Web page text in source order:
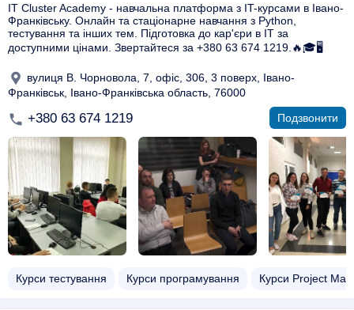
IT Cluster Academy - навчальна платформа з IT-курсами в Івано-
Франківську. Онлайн та стаціонарне навчання з Python,
тестування та інших тем. Підготовка до кар'єри в IT за
доступними цінами. Звертайтеся за +380 63 674 1219.🔥🎓🖥️
вулиця В. Чорновола, 7, офіс, 306, 3 поверх, Івано-
Франківськ, Івано-Франківська область, 76000
+380 63 674 1219 Подзвонити
Курси тестування Курси програмування Курси Project